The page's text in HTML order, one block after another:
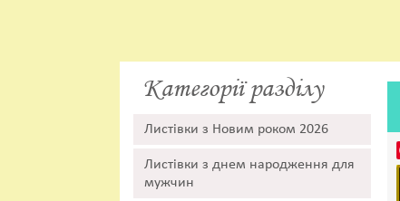
Категорії разділу
Листівки з Новим роком 2026
Листівки з днем народження для
мужчин